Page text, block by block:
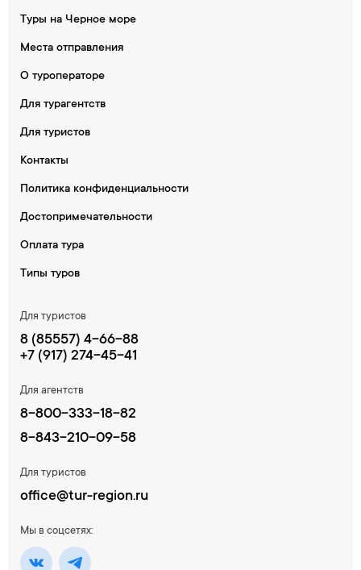
Туры на Черное море
Места отправления
О туроператоре
Для турагентств
Для туристов
Контакты
Политика конфиденциальности
Достопримечательности
Оплата тура
Типы туров
Для туристов
8 (85557) 4-66-88
+7 (917) 274-45-41
Для агентств
8-800-333-18-82
8-843-210-09-58
Для туристов
office@tur-region.ru
Мы в соцсетях: